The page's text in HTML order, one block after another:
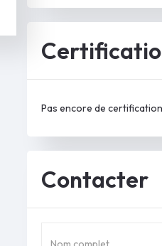
Pas encore de
Contacter